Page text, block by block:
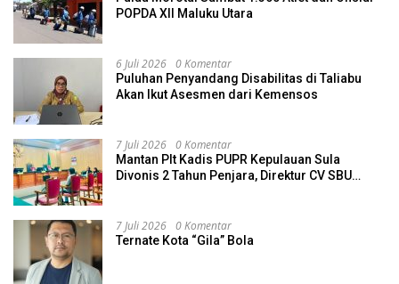
POPDA XII Maluku Utara
6 Juli 2026 0 Komentar
Puluhan Penyandang Disabilitas di Taliabu
Akan Ikut Asesmen dari Kemensos
7 Juli 2026 0 Komentar
Mantan Plt Kadis PUPR Kepulauan Sula
Divonis 2 Tahun Penjara, Direktur CV SBU
7 Juli 2026 0 Komentar
Ternate Kota “Gila” Bola